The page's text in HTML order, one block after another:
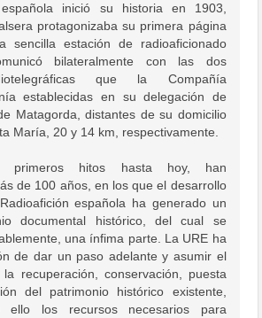
inició su historia en 1903,
protagonizaba su primera página
sencilla estación de radioaficionado
bilateralmente con las dos
que la Compañía
establecidas en su delegación de
Matagorda, distantes de su domicilio
María, 20 y 14 km, respectivamente.
primeros hitos hasta hoy, han
de 100 años, en los que el desarrollo
española ha generado un
documental histórico, del cual se
una ínfima parte. La URE ha
de dar un paso adelante y asumir el
recuperación, conservación, puesta
del patrimonio histórico existente,
ello los recursos necesarios para